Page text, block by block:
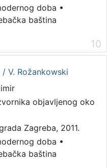
doba •
baština
10
V. Rožankowski
objavljenog oko
Zagreba, 2011.
doba •
baština